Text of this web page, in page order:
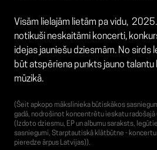
Visām lielajām lietām pa vidu,
notikuši neskaitāmi koncerti,
idejas jauniešu dziesmām. No sirds
būt atspēriena punkts jauno talantu
mūzikā.
(Šeit apkopo mākslinieka būtiskākos
gadā, nodrošinot koncentrētu ieskatu
(Izdoto dziesmu, EP un albumu saraksts,
sasniegumi, Starptautiskā klātbūtne - koncertu
pieredze ārpus Latvijas)).